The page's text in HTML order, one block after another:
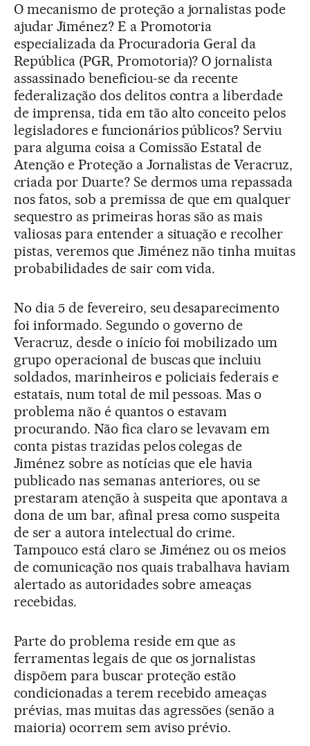
O mecanismo de proteção a jornalistas pode
ajudar Jiménez? E a Promotoria
especializada da Procuradoria Geral da
República (PGR, Promotoria)? O jornalista
assassinado beneficiou-se da recente
federalização dos delitos contra a liberdade
de imprensa, tida em tão alto conceito pelos
legisladores e funcionários públicos? Serviu
para alguma coisa a Comissão Estatal de
Atenção e Proteção a Jornalistas de Veracruz,
criada por Duarte? Se dermos uma repassada
nos fatos, sob a premissa de que em qualquer
sequestro as primeiras horas são as mais
valiosas para entender a situação e recolher
pistas, veremos que Jiménez não tinha muitas
probabilidades de sair com vida.
No dia 5 de fevereiro, seu desaparecimento
foi informado. Segundo o governo de
Veracruz, desde o início foi mobilizado um
grupo operacional de buscas que incluiu
soldados, marinheiros e policiais federais e
estatais, num total de mil pessoas. Mas o
problema não é quantos o estavam
procurando. Não fica claro se levavam em
conta pistas trazidas pelos colegas de
Jiménez sobre as notícias que ele havia
publicado nas semanas anteriores, ou se
prestaram atenção à suspeita que apontava a
dona de um bar, afinal presa como suspeita
de ser a autora intelectual do crime.
Tampouco está claro se Jiménez ou os meios
de comunicação nos quais trabalhava haviam
alertado as autoridades sobre ameaças
recebidas.
Parte do problema reside em que as
ferramentas legais de que os jornalistas
dispõem para buscar proteção estão
condicionadas a terem recebido ameaças
prévias, mas muitas das agressões (senão a
maioria) ocorrem sem aviso prévio.